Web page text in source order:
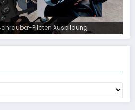
Piloten Ausbildung